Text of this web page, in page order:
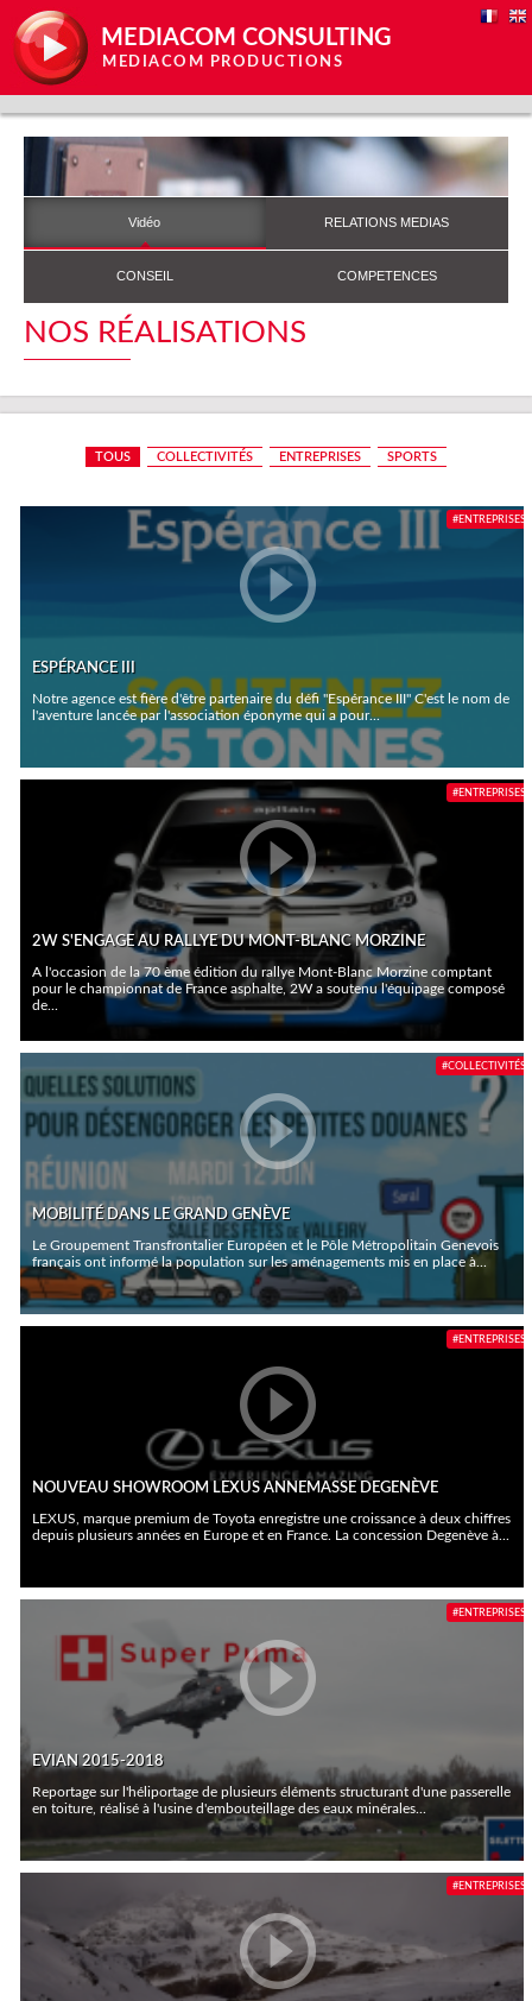
MEDIACOM CONSULTING
MEDIACOM PRODUCTIONS
Vidéo RELATIONS MEDIAS
CONSEIL COMPETENCES
NOS RÉALISATIONS
TOUS COLLECTIVITÉS ENTREPRISES SPORTS
ESPÉRANCE III
Notre agence est fière d'être partenaire du défi "Espérance III" C'est le nom de
l'aventure lancée par l'association éponyme qui a pour...
#ENTREPRISES
2W S'ENGAGE AU RALLYE DU MONT-BLANC MORZINE
A l'occasion de la 70 ème édition du rallye Mont-Blanc Morzine comptant
pour le championnat de France asphalte, 2W a soutenu l'équipage composé
de...
#ENTREPRISES
MOBILITÉ DANS LE GRAND GENÈVE
Le Groupement Transfrontalier Européen et le Pôle Métropolitain Genevois
français ont informé la population sur les aménagements mis en place à...
#COLLECTIVITÉS
NOUVEAU SHOWROOM LEXUS ANNEMASSE DEGENÈVE
LEXUS, marque premium de Toyota enregistre une croissance à deux chiffres
depuis plusieurs années en Europe et en France. La concession Degenève à...
#ENTREPRISES
EVIAN 2015-2018
Reportage sur l'héliportage de plusieurs éléments structurant d'une passerelle
en toiture, réalisé à l'usine d'embouteillage des eaux minérales...
#ENTREPRISES
#ENTREPRISES